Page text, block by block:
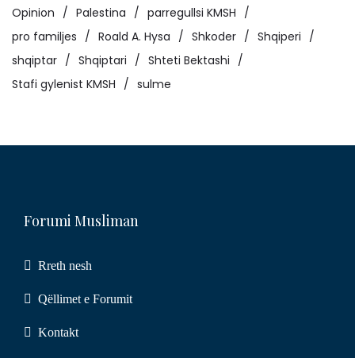
Opinion
Palestina
parregullsi KMSH
pro familjes
Roald A. Hysa Shkoder
Shqiperi
shqiptar
Shqiptari
Shteti Bektashi
Stafi gylenist KMSH
sulme
Forumi Musliman
Rreth nesh
Qëllimet e Forumit
Kontakt